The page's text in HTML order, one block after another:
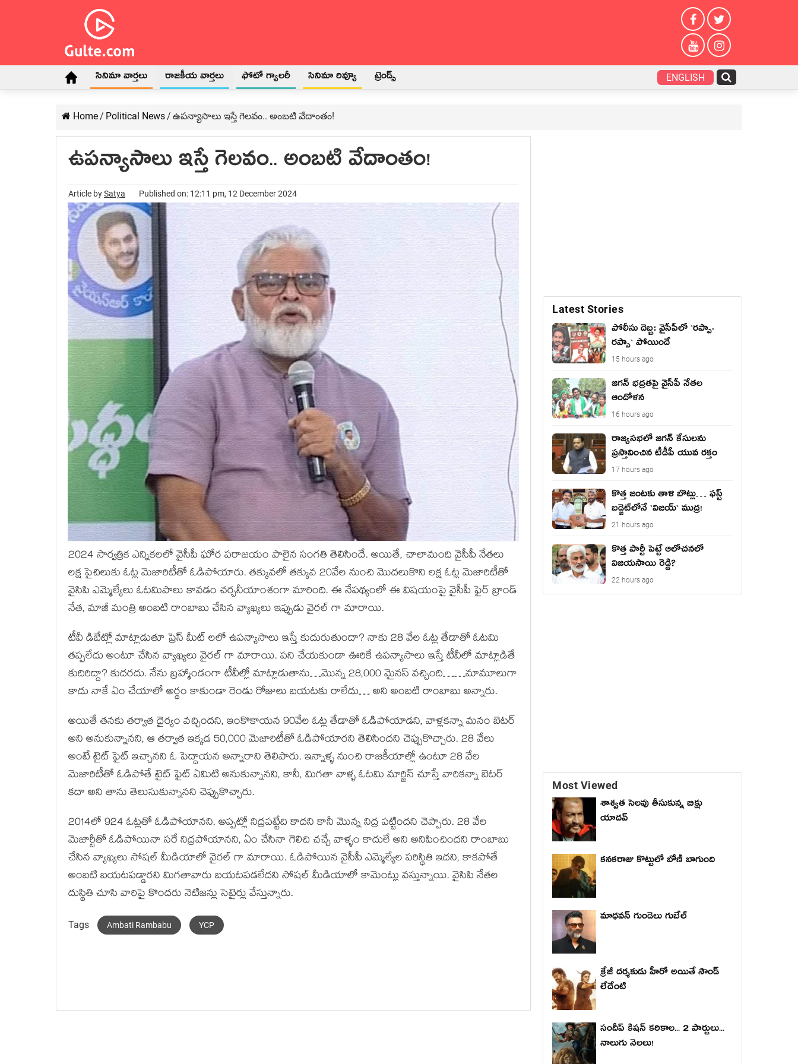
సినిమా వార్తలు రాజకీయ వార్తలు ఫోటో గ్యాలరీ సినిమా రివ్యూ ట్రెండ్స్ ENGLISH
Home/ Political News/ ఉపన్యాసాలు ఇస్తే గెలవం.. అంబటి వేదాంతం!
ఉపన్యాసాలు ఇస్తే గెలవం.. అంబటి వేదాంతం!
Article bySatya Published on: 12:11 pm, 12 December 2024
2024 సార్వత్రిక ఎన్నికలలో వైసీపీ ఘోర పరాజయం పాలైన సంగతి తెలిసిందే. అయితే, చాలామంది వైసీపీ నేతలు
లక్ష పైచిలుకు ఓట్ల మెజారిటీతో ఓడిపోయారు. తక్కువలో తక్కువ 20వేల నుంచి మొదలుకొని లక్ష ఓట్ల మెజారిటీతో
వైసిపి ఎమ్మెల్యేలు ఓటమిపాలు కావడం చర్చనీయాంశంగా మారింది. ఈ నేపథ్యంలో ఈ విషయంపై వైసీపీ ఫైర్ బ్రాండ్
నేత, మాజీ మంత్రి అంబటి రాంబాబు చేసిన వ్యాఖ్యలు ఇప్పుడు వైరల్ గా మారాయి.
టీవీ డిబేట్లో మాట్లాడుతూ ప్రెస్ మీట్ లలో ఉపన్యాసాలు ఇస్తే కుదురుతుందా? నాకు 28 వేల ఓట్ల తేడాతో ఓటమి
తప్పలేదు అంటూ చేసిన వ్యాఖ్యలు వైరల్ గా మారాయి. పని చేయకుండా ఊరికే ఉపన్యాసాలు ఇస్తే టీవీలో మాట్లాడితే
కుదిరిద్దా? కుదరదు. నేను బ్రహ్మాండంగా టీవీల్లో మాట్లాడుతాను…మొన్న 28,000 మైనస్ వచ్చింది……మామూలుగా
కాదు నాకే ఏం చేయాలో అర్థం కాకుండా రెండు రోజులు బయటకు రాలేదు… అని అంబటి రాంబాబు అన్నారు.
అయితే తనకు తర్వాత ధైర్యం వచ్చిందని, ఇంకొకాయన 90వేల ఓట్ల తేడాతో ఓడిపోయాడని, వాళ్లకన్నా మనం బెటర్
అని అనుకున్నానని, ఆ తర్వాత ఇక్కడ 50,000 మెజారిటీతో ఓడిపోయారని తెలిసిందని చెప్పుకొచ్చారు. 28 వేలు
అంటే టైట్ ఫైట్ ఇచ్చానని ఓ పెద్దాయన అన్నారాని తెలిపారు. ఇన్నాళ్ళ నుంచి రాజకీయాల్లో ఉంటూ 28 వేల
మెజారిటీతో ఓడిపోతే టైట్ ఫైట్ ఏమిటి అనుకున్నానని, కానీ, మిగతా వాళ్ళ ఓటమి మార్జిన్ చూస్తే వారికన్నా బెటర్
కదా అని తాను తెలుసుకున్నానని చెప్పుకొచ్చారు.
2014లో 924 ఓట్లతో ఓడిపోయానని. అప్పట్లో నిద్రపట్టేది కాదని కానీ మొన్న నిద్ర పట్టిందని చెప్పారు. 28 వేల
మెజార్టీతో ఓడిపోయినా సరే నిద్రపోయానని, ఏం చేసినా గెలిచి చచ్చే వాళ్ళం కాదులే అని అనిపించిందని రాంబాబు
చేసిన వ్యాఖ్యలు సోషల్ మీడియాలో వైరల్ గా మారాయి. ఓడిపోయిన వైసీపీ ఎమ్మెల్యేల పరిస్థితి ఇదని, కాకపోతే
అంబటి బయటపడ్డారని మిగతావారు బయటపడలేదని సోషల్ మీడియాలో కామెంట్లు వస్తున్నాయి. వైసిపి నేతల
దుస్థితి చూసి వారిపై కొందరు నెటిజన్లు సెటైర్లు వేస్తున్నారు.
Tags Ambati Rambabu YCP
Latest Stories
పోలీసు దెబ్బ: వైసీపీలో `ర‌ప్పా-
ర‌ప్పా` పోయిందే
15 hours ago
జ‌గ‌న్ భద్రతపై వైసీపీ నేతల
ఆందోళన
16 hours ago
రాజ్యసభలో జగన్ కేసులను
ప్రస్తావించిన టీడీపీ యువ రక్తం
17 hours ago
కొత్త జంట‌కు తాళి బొట్లు… ఫ‌స్ట్
బ‌డ్జెట్‌లోనే `విజ‌య్` ముద్ర‌!
21 hours ago
కొత్త పార్టీ పెట్టే ఆలోచనలో
విజయసాయి రెడ్డి?
22 hours ago
Most Viewed
శాశ్వత సెలవు తీసుకున్న బిక్షు
యాదవ్
కనకరాజు కొట్టులో బోణీ బాగుంది
మాధ‌వ‌న్ గుండెలు గుబేల్‌
క్రేజీ దర్శకుడు హీరో అయితే సౌండ్
లేదేంటి
సందీప్ కిషన్ కరికాల... 2 పార్టులు...
నాలుగు నెలలు!